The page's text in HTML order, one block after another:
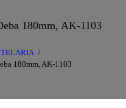
180mm, AK-1103
180mm, AK-1103